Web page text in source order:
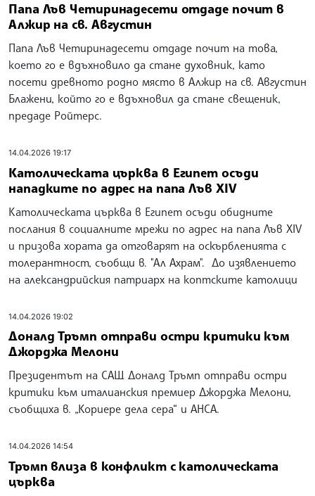
Папа Лъв Четиринадесети отдаде почит в
Алжир на св. Августин
Папа Лъв Четиринадесети отдаде почит на това,
което го е вдъхновило да стане духовник, като
посети древното родно място в Алжир на св. Августин
Блажени, който го е вдъхновил да стане свещеник,
предаде Ройтерс.
14.04.2026 19:17
Католическата църква в Египет осъди
нападките по адрес на папа Лъв XIV
Католическата църква в Египет осъди обидните
послания в социалните мрежи по адрес на папа Лъв XIV
и призова хората да отговарят на оскърбленията с
толерантност, съобщи в. "Ал Ахрам". До изявлението
на александрийския патриарх на коптските католици
14.04.2026 19:02
Доналд Тръмп отправи остри критики към
Джорджа Мелони
Президентът на САЩ Доналд Тръмп отправи остри
критики към италианския премиер Джорджа Мелони,
съобщиха в. „Кориере дела сера“ и АНСА.
14.04.2026 14:54
Тръмп влиза в конфликт с католическата
църква